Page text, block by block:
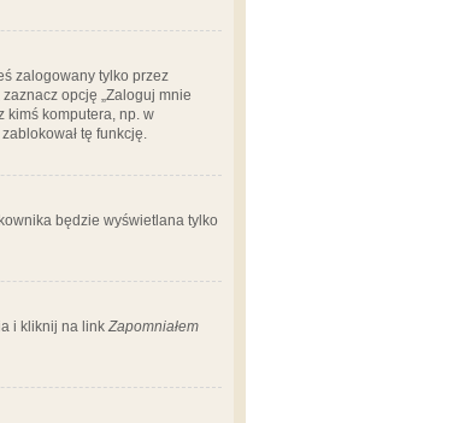
zalogowany tylko przez
opcję „Zaloguj mnie
kimś komputera, np. w
tę funkcję.
będzie wyświetlana tylko
i kliknij na link Zapomniałem